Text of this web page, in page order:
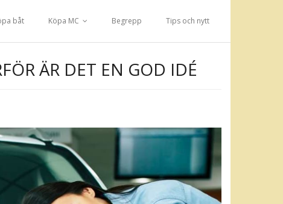
båt Köpa MC Begrepp Tips och nytt
ÄR DET EN GOD IDÉ